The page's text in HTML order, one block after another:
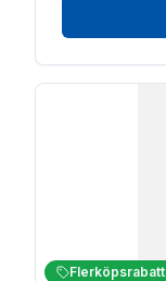
Flerköpsrabatt